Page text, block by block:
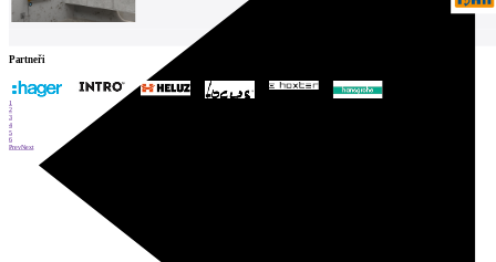
Partneři
1
2
3
4
5
6
PrevNext